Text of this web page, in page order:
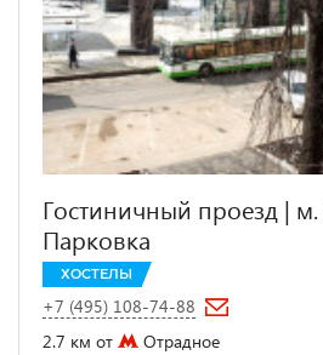
Гостиничный проезд |
Парковка
ХОСТЕЛЫ
+7 (495) 108-74-88
2.7 км от
Отрадное